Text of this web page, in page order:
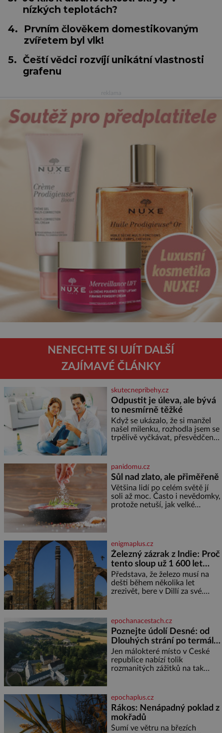
nízkých teplotách?
4.
Prvním člověkem domestikovaným
zvířetem byl vlk!
5. Čeští vědci rozvíjí unikátní vlastnosti
grafenu
NENECHTE SI UJÍT DALŠÍ
ZAJÍMAVÉ ČLÁNKY
skutecnepribehy.cz
Odpustit je úleva, ale bývá
to nesmírně těžké
Když se ukázalo, že si manžel
našel milenku, rozhodla jsem se
trpělivě vyčkávat, přesvědčena,
nejtěžších věcí na světě. Ale
každý, kdo s tím má nějaké
zkušenosti, se zapřísahá, že
pokud odpustíte, znatelně se
vám uleví. Když se ke mně
doneslo, že si manžel pořídil
panidomu.cz
Sůl nad zlato, ale přiměřeně
Většina lidí po celém světě jí
soli až moc. Často i nevědomky,
protože netuší, jak velké
sladkých. Sůl je zdravá Ale v
ani ne třetinovém množství, než
je pro většinu populace běžné.
Její základní složky– sodík a
chlór – jsou zásadní pro
správné hospodaření
enigmaplus.cz
Železný zázrak z Indie: Proč
tento sloup už 1 600 let
nezná rez?
Představa, že železo musí na
dešti během několika let
zrezivět, bere v Dillí za své.
železný sloup, který už přibližně
1 600 let odolává počasí
epochanacestach.cz
Poznejte údolí Desné: od
Dlouhých strání po termální
prameny
Jen málokteré místo v České
republice nabízí tolik
rozmanitých zážitků na tak
jediného dne můžete
nahlédnout do útrob jedné z
nejvýznamnějších vodních
elektráren v Evropě, vydat se na
horské hřebeny, projet se na
epochaplus.cz
Rákos: Nenápadný poklad z
mokřadů
Šumí ve větru na březích